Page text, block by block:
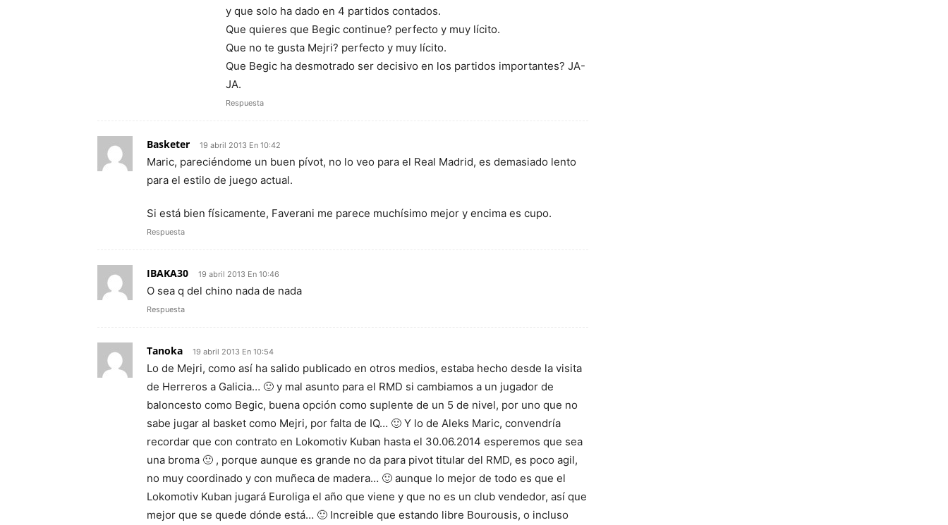
y que solo ha dado en 4 partidos contados.
Que quieres que Begic continue? perfecto y muy lícito.
Que no te gusta Mejri? perfecto y muy lícito.
Que Begic ha desmotrado ser decisivo en los partidos importantes? JA-
JA.
Respuesta
Basketer 19 abril 2013 En 10:42
Maric, pareciéndome un buen pívot, no lo veo para el Real Madrid, es demasiado lento
para el estilo de juego actual.
Si está bien físicamente, Faverani me parece muchísimo mejor y encima es cupo.
Respuesta
IBAKA30 19 abril 2013 En 10:46
O sea q del chino nada de nada
Respuesta
Tanoka 19 abril 2013 En 10:54
Lo de Mejri, como así ha salido publicado en otros medios, estaba hecho desde la visita
de Herreros a Galicia… 🙂 y mal asunto para el RMD si cambiamos a un jugador de
baloncesto como Begic, buena opción como suplente de un 5 de nivel, por uno que no
sabe jugar al basket como Mejri, por falta de IQ… 🙂 Y lo de Aleks Maric, convendría
recordar que con contrato en Lokomotiv Kuban hasta el 30.06.2014 esperemos que sea
una broma 🙂 , porque aunque es grande no da para pivot titular del RMD, es poco agil,
no muy coordinado y con muñeca de madera… 🙂 aunque lo mejor de todo es que el
Lokomotiv Kuban jugará Euroliga el año que viene y que no es un club vendedor, así que
mejor que se quede dónde está… 🙂 Increible que estando libre Bourousis, o incluso